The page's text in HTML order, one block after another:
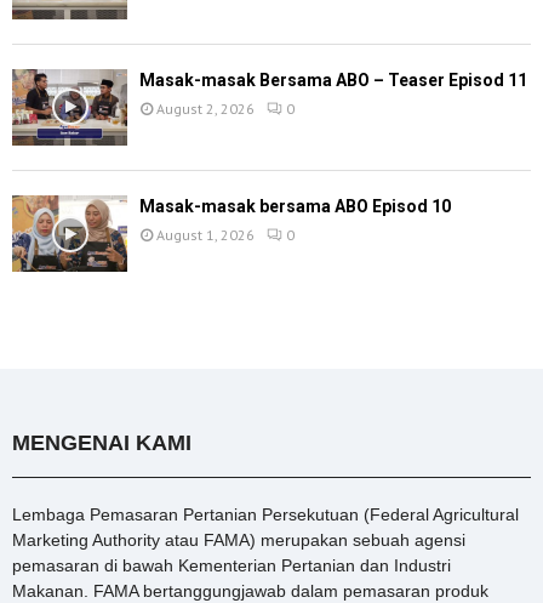
Masak-masak Bersama ABO – Teaser Episod 11
August 2, 2026 0
Masak-masak bersama ABO Episod 10
August 1, 2026 0
MENGENAI KAMI
Lembaga Pemasaran Pertanian Persekutuan (Federal Agricultural
Marketing Authority atau FAMA) merupakan sebuah agensi
pemasaran di bawah Kementerian Pertanian dan Industri
Makanan. FAMA bertanggungjawab dalam pemasaran produk